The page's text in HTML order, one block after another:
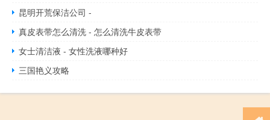
昆明开荒保洁公司 -
真皮表带怎么清洗 - 怎么清洗牛皮表带
女士清洁液 - 女性洗液哪种好
三国艳义攻略